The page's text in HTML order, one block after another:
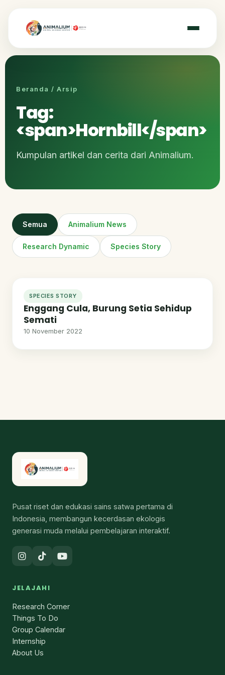
Beranda / Arsip
Tag:
<span>Hornbill</span>
Kumpulan artikel dan cerita dari Animalium.
Semua Animalium News
Research Dynamic Species Story
SPECIES STORY
Enggang Cula, Burung Setia Sehidup
Semati
10 November 2022
Pusat riset dan edukasi sains satwa pertama di
Indonesia, membangun kecerdasan ekologis
generasi muda melalui pembelajaran interaktif.
JELAJAHI
Research Corner
Things To Do
Group Calendar
Internship
About Us